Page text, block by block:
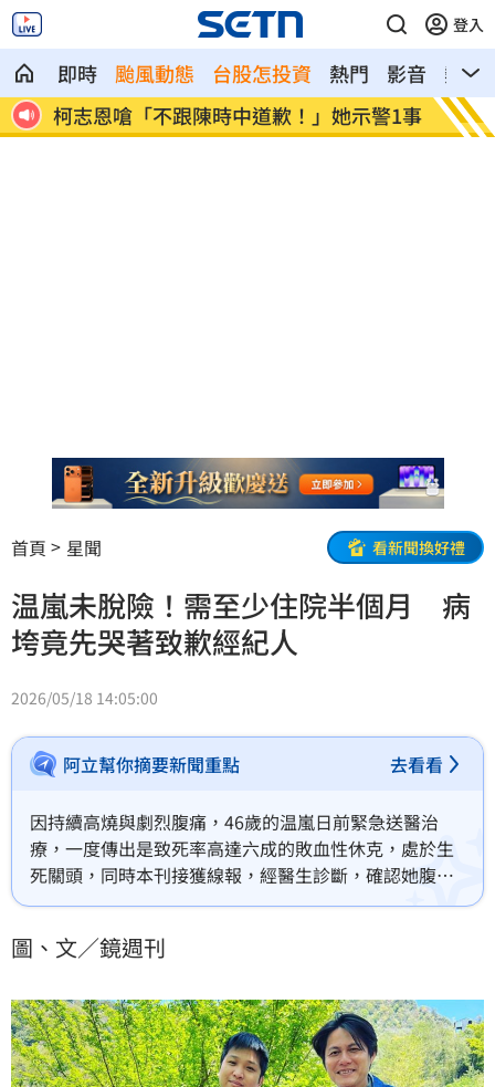
登入
即時 颱風動態 台股怎投資 熱門 影音
熱搜
大
柯志恩嗆「不跟陳時中道歉！」她示警1事 新／
首頁 星聞 看新聞換好禮
温嵐未脫險！需至少住院半個月 病
垮竟先哭著致歉經紀人
2026/05/18 14:05:00
阿立幫你摘要新聞重點 去看看
因持續高燒與劇烈腹痛，46歲的温嵐日前緊急送醫治
療，一度傳出是致死率高達六成的敗血性休克，處於生
死關頭，同時本刊接獲線報，經醫生診斷，確認她腹部
發炎，正朝腹膜炎方向治療，且仍未脫離險境。本刊掌
再過半個月的住院生活，好在有深情的男友林雷諾每天
圖、文／鏡週刊